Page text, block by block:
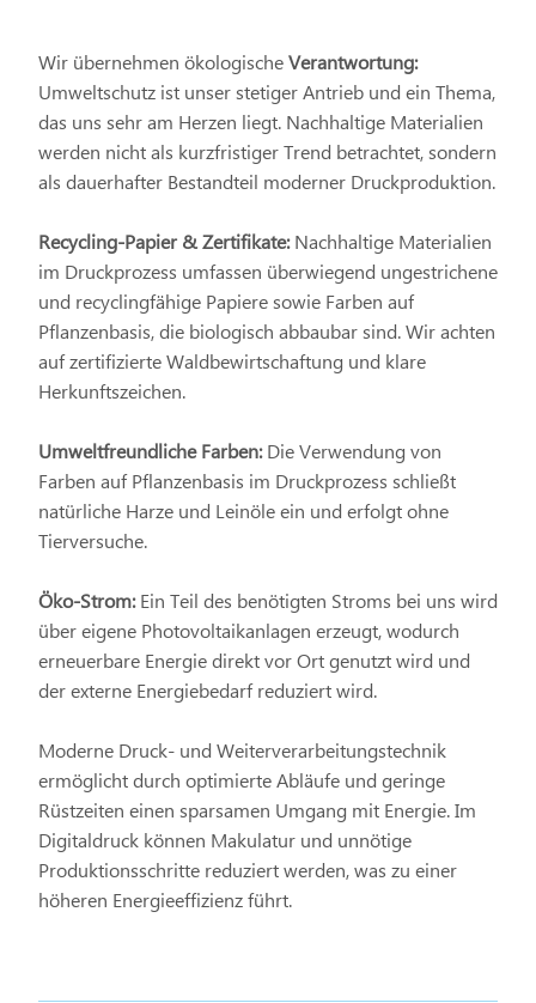
Wir übernehmen ökologischeVerantwortung:
Umweltschutz ist unser stetiger Antrieb und ein Thema,
das uns sehr am Herzen liegt. Nachhaltige Materialien
werden nicht als kurzfristiger Trend betrachtet, sondern
als dauerhafter Bestandteil moderner Druckproduktion.
Recycling-Papier & Zertifikate:Nachhaltige Materialien
im Druckprozess umfassen überwiegend ungestrichene
und recyclingfähige Papiere sowie Farben auf
Pflanzenbasis, die biologisch abbaubar sind. Wir achten
auf zertifizierte Waldbewirtschaftung und klare
Herkunftszeichen.
Umweltfreundliche Farben:Die Verwendung von
Farben auf Pflanzenbasis im Druckprozess schließt
natürliche Harze und Leinöle ein und erfolgt ohne
Tierversuche.
Öko-Strom:Ein Teil des benötigten Stroms bei uns wird
über eigene Photovoltaikanlagen erzeugt, wodurch
erneuerbare Energie direkt vor Ort genutzt wird und
der externe Energiebedarf reduziert wird.
Moderne Druck- und Weiterverarbeitungstechnik
ermöglicht durch optimierte Abläufe und geringe
Rüstzeiten einen sparsamen Umgang mit Energie. Im
Digitaldruck können Makulatur und unnötige
Produktionsschritte reduziert werden, was zu einer
höheren Energieeffizienz führt.